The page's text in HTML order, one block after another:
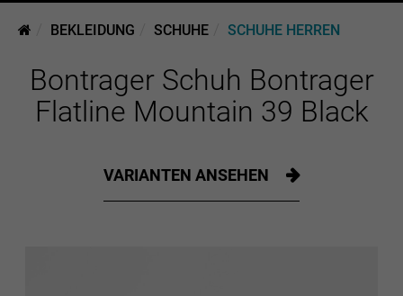
BEKLEIDUNG SCHUHE SCHUHE HERREN
Bontrager Schuh Bontrager
Flatline Mountain 39 Black
VARIANTEN ANSEHEN